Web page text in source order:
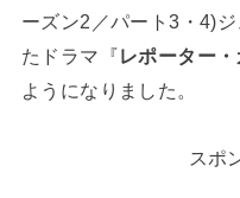
ーズン2／パート3・4)
たドラマ『レポーター
ようになりました。
スポ